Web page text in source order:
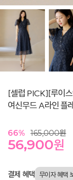
[셀럽 PICK][루이
여신무드 A라인 플
66% 165,000원
56,900원
결제 혜택